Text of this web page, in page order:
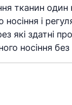
тканин
носіння і
які здатні
носіння без